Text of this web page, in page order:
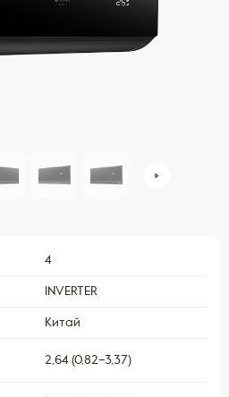
4
INVERTER
Китай
2,64 (0,82–3,37)